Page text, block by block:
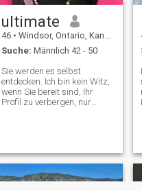
ultimate
46 • Windsor, Ontario, Kanada
Suche: Männlich 42 - 50
Sie werden es selbst
entdecken. Ich bin kein Witz,
wenn Sie bereit sind, Ihr
Profil zu verbergen, nur
du willkommen, mich wirklich
kennenzulernen. Ich meine,
jedes Wort hier drin muss
gut gelesen werden. Leute